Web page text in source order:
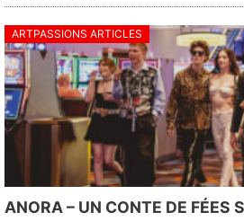
ARTPASSIONS ARTICLES
ANORA – UN CONTE DE FÉES